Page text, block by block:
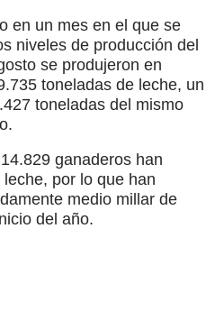
en un mes en el que se
niveles de producción del
se produjeron en
toneladas de leche, un
toneladas del mismo
ganaderos han
por lo que han
medio millar de
del año.